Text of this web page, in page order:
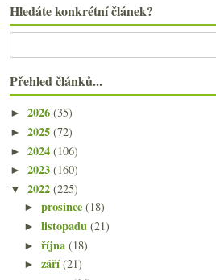
Hledáte konkrétní článek?
Přehled článků...
► 2026 (35)
► 2025 (72)
► 2024 (106)
► 2023 (160)
▼ 2022 (225)
►prosince(18)
►listopadu(21)
►října(18)
►září(21)